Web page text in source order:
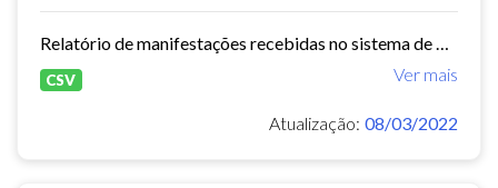
Ver mais
CSV
Atualização: 08/03/2022